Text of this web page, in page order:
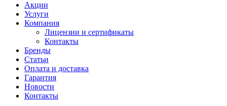
Акции
Услуги
Компания
Лицензии и сертификаты
Контакты
Бренды
Статьи
Оплата и доставка
Гарантия
Новости
Контакты